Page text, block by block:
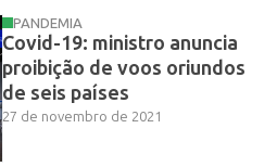
PANDEMIA
Covid-19: ministro anuncia
proibição de voos oriundos
de seis países
27 de novembro de 2021